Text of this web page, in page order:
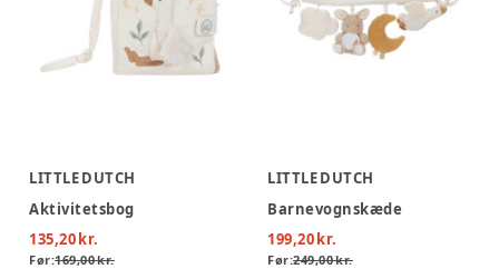
LITTLE DUTCH
Aktivitetsbog
135,20 kr.
Før:169,00 kr.
LITTLE DUTCH
Barnevognskæde
199,20 kr.
Før:249,00 kr.